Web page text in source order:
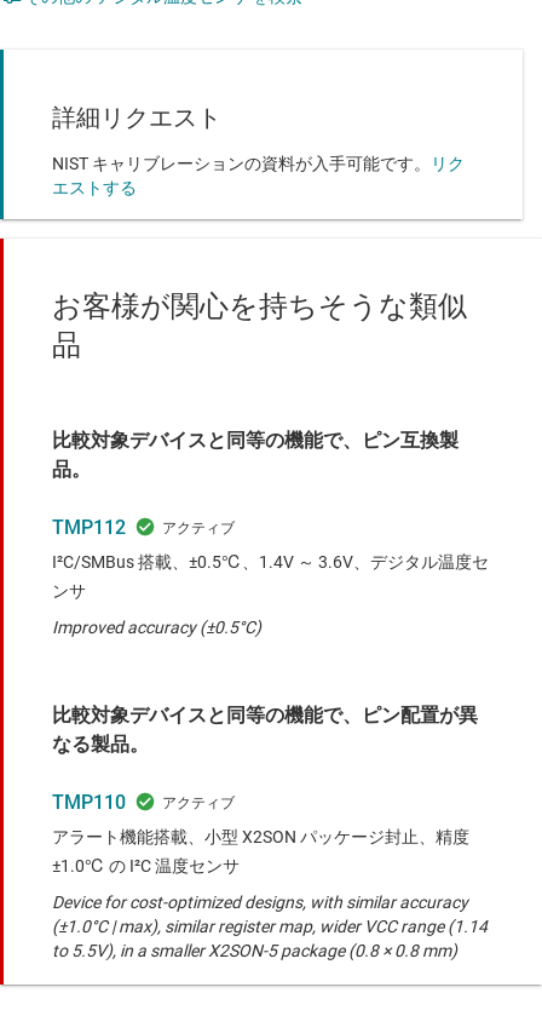
詳細リクエスト
NIST キャリブレーションの資料が入手可能です。
リク
エストする
お客様が関心を持ちそうな類似
品
比較対象デバイスと同等の機能で、ピン互換製
品。
TMP112
I²C/SMBus 搭載、±0.5℃、1.4V ～ 3.6V、デジタル温度セ
ンサ
Improved accuracy (±0.5°C)
比較対象デバイスと同等の機能で、ピン配置が異
なる製品。
TMP110
アラート機能搭載、小型 X2SON パッケージ封止、精度
±1.0℃ の I²C 温度センサ
Device for cost-optimized designs, with similar accuracy
(±1.0°C | max), similar register map, wider VCC range (1.14
to 5.5V), in a smaller X2SON-5 package (0.8 × 0.8 mm)